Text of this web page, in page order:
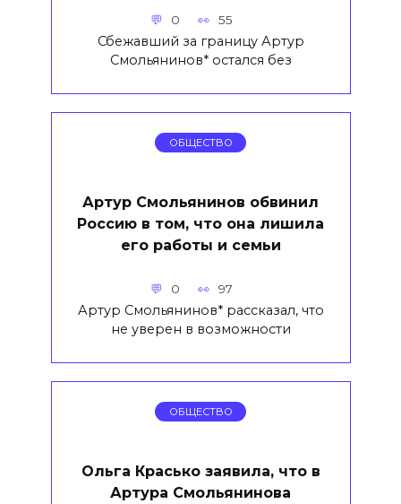
0 55
Сбежавший за границу Артур
Смольянинов* остался без
ОБЩЕСТВО
Артур Смольянинов обвинил
Россию в том, что она лишила
его работы и семьи
0 97
Артур Смольянинов* рассказал, что
не уверен в возможности
ОБЩЕСТВО
Ольга Красько заявила, что в
Артура Смольянинова